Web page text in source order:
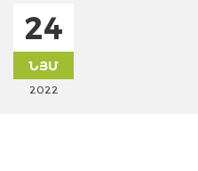
24
ՆՅՄ
2022